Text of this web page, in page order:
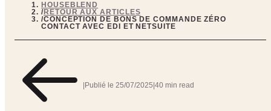
HOUSEBLEND
/RETOUR AUX ARTICLES
/CONCEPTION DE BONS DE COMMANDE ZÉRO
CONTACT AVEC EDI ET NETSUITE
Publié le 25/07/2025 40 min read